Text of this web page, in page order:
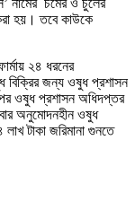
হয়। তবে কাউকে
২৪ ধরনের
বিক্রির জন্য ওষুধ প্রশাসন
ওষুধ প্রশাসন অধিদপ্তর
অনুমোদনহীন ওষুধ
লাখ টাকা জরিমানা গুনতে